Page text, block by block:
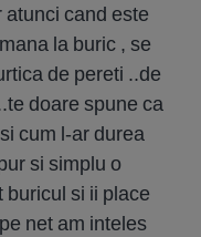
cand este
la buric , se
de pereti ..de
doare spune ca
cum l-ar durea
si simplu o
buricul si ii place
net am inteles